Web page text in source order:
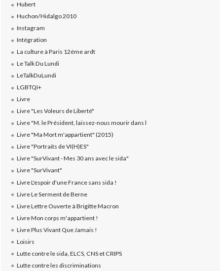
Hubert
Huchon/Hidalgo 2010
Instagram
Intégration
La culture à Paris 12éme ardt
Le Talk Du Lundi
LeTalkDuLundi
LGBTQI+
Livre
Livre "Les Voleurs de Liberté"
Livre "M. le Président, laissez-nous mourir dans l
Livre "Ma Mort m'appartient" (2015)
Livre "Portraits de VI(H)ES"
Livre "SurVivant - Mes 30 ans avec le sida"
Livre "SurVivant"
Livre L'espoir d'une France sans sida !
Livre Le Serment de Berne
Livre Lettre Ouverte à Brigitte Macron
Livre Mon corps m'appartient !
Livre Plus Vivant Que Jamais !
Loisirs
Lutte contre le sida, ELCS, CNS et CRIPS
Lutte contre les discriminations